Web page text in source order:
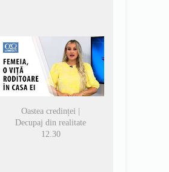
Oastea credinței |
Decupaj din realitate
12.30